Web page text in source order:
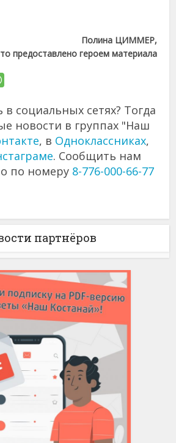
Полина ЦИММЕР,
предоставлено героем материала
социальных сетях? Тогда
новости в группах "Наш
, в Одноклассниках,
. Сообщить нам
по номеру 8-776-000-66-77
партнёров